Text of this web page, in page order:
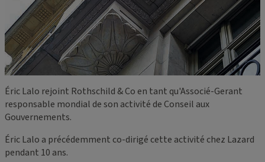
Éric Lalo rejoint Rothschild & Co en tant qu'Associé-Gerant
responsable mondial de son activité de Conseil aux
Gouvernements.
Éric Lalo a précédemment co-dirigé cette activité chez Lazard
pendant 10 ans.